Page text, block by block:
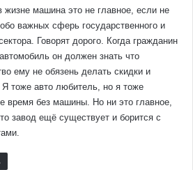
жизне машина это не главное, если не
важных сферь государственного и
Говорят дорого. Когда гражданин
он должен знать что
ему не обязень делать скидки и
Я тоже авто любитель, но я тоже
время без машины. Но ни это главное,
завод ещё существует и борится с